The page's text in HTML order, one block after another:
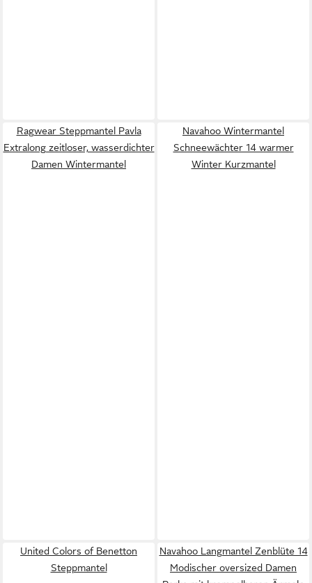
Ragwear Steppmantel Pavla
Extralong zeitloser, wasserdichter
Damen Wintermantel
Navahoo Wintermantel
Schneewächter 14 warmer
Winter Kurzmantel
United Colors of Benetton
Steppmantel
Navahoo Langmantel Zenblüte 14
Modischer oversized Damen